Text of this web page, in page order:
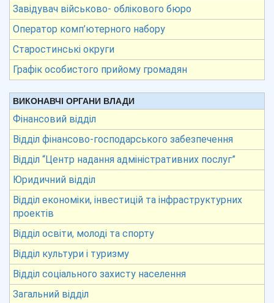
Завідувач військово- облікового бюро
Оператор комп’ютерного набору
Старостинські округи
Графік особистого прийому громадян
ВИКОНАВЧІ ОРГАНИ ВЛАДИ
Фінансовий відділ
Відділ фінансово-господарського забезпечення
Відділ “Центр надання адміністративних послуг”
Юридичний відділ
Відділ економіки, інвестицій та інфраструктурних
проектів
Відділ освіти, молоді та спорту
Відділ культури і туризму
Відділ соціального захисту населення
Загальний відділ